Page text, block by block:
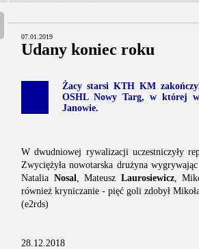
07.01.2019
Udany koniec roku
Żacy starsi KTH KM
OSHL Nowy Targ, w której
Janowie.
W dwudniowej rywalizacji uczestniczyły
Zwyciężyła nowotarska drużyna
Natalia Nosal, Mateusz Laurosiewicz,
również kryniczanie - pięć goli zdobył
(e2rds)
28.12.2018